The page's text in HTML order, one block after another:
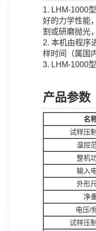
1. LHM-1000
好的力学性能
割或研磨抛光
2. 本机由程序
样时间（属国
3. LHM-1000
产品参数
名
试样压
温控
整机
输入
外形
净
电压/
试样压